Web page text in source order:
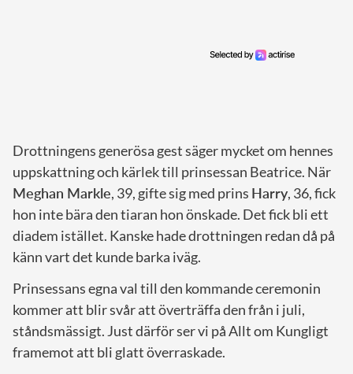
Drottningens generösa gest säger mycket om hennes
uppskattning och kärlek till prinsessan Beatrice. När
Meghan Markle, 39, gifte sig med prins Harry, 36, fick
hon inte bära den tiaran hon önskade. Det fick bli ett
diadem istället. Kanske hade drottningen redan då på
känn vart det kunde barka iväg.
Prinsessans egna val till den kommande ceremonin
kommer att blir svår att överträffa den från i juli,
ståndsmässigt. Just därför ser vi på Allt om Kungligt
framemot att bli glatt överraskade.